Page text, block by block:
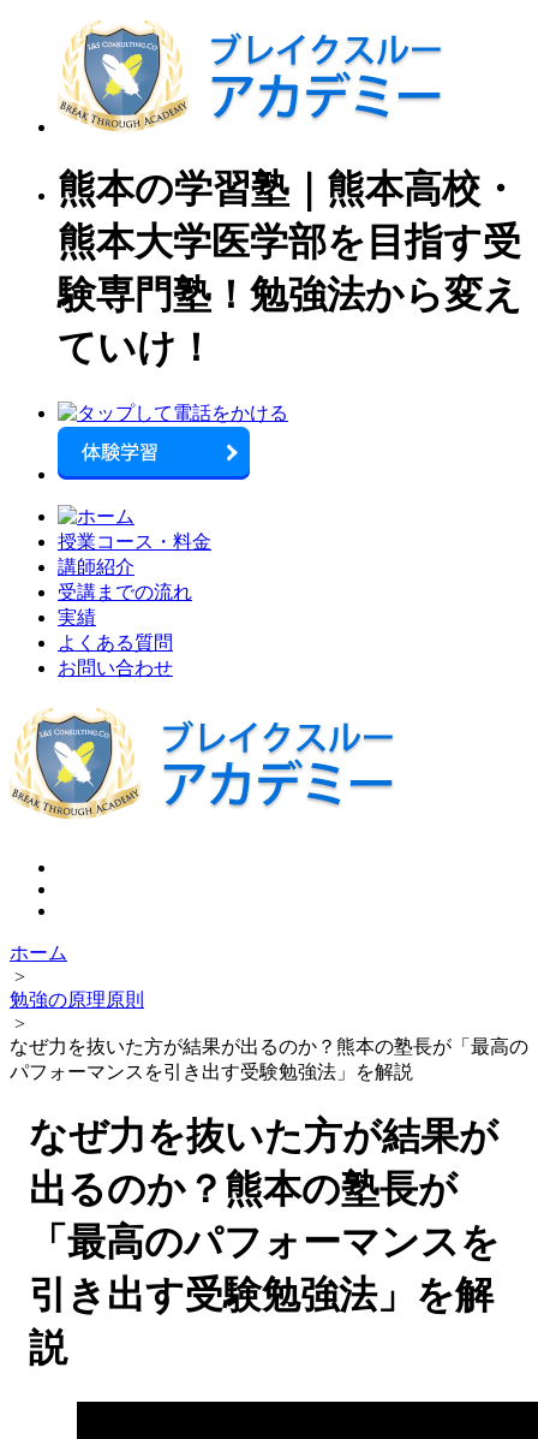
熊本の学習塾｜熊本高校・
熊本大学医学部を目指す受
験専門塾！勉強法から変え
ていけ！
授業コース・料金
講師紹介
受講までの流れ
実績
よくある質問
お問い合わせ
ホーム
>
勉強の原理原則
>
なぜ力を抜いた方が結果が出るのか？熊本の塾長が「最高の
パフォーマンスを引き出す受験勉強法」を解説
なぜ力を抜いた方が結果が
出るのか？熊本の塾長が
「最高のパフォーマンスを
引き出す受験勉強法」を解
説